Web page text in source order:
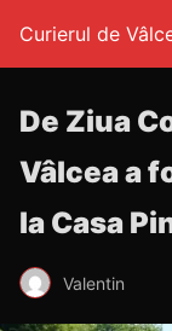
Curierul de
De Ziua
Vâlcea a
la Casa
Valentin